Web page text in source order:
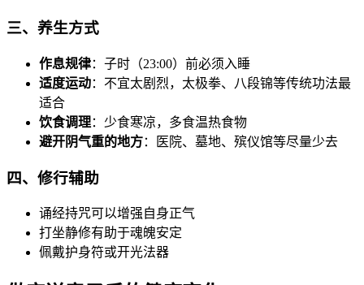
三、养生方式
作息规律：子时（23:00）前必须入睡
适度运动：不宜太剧烈，太极拳、八段锦等传统功法最
适合
饮食调理：少食寒凉，多食温热食物
避开阴气重的地方：医院、墓地、殡仪馆等尽量少去
四、修行辅助
诵经持咒可以增强自身正气
打坐静修有助于魂魄安定
佩戴护身符或开光法器